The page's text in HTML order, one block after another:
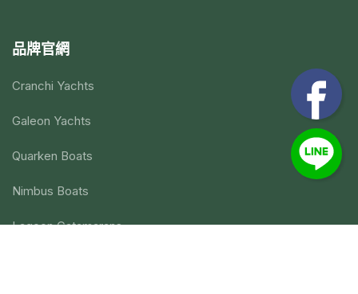
品牌官網
Cranchi Yachts
Galeon Yachts
Quarken Boats
Nimbus Boats
Lagoon Catamarans